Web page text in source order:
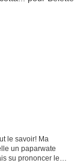
le savoir! Ma
un paparwate
su prononcer le